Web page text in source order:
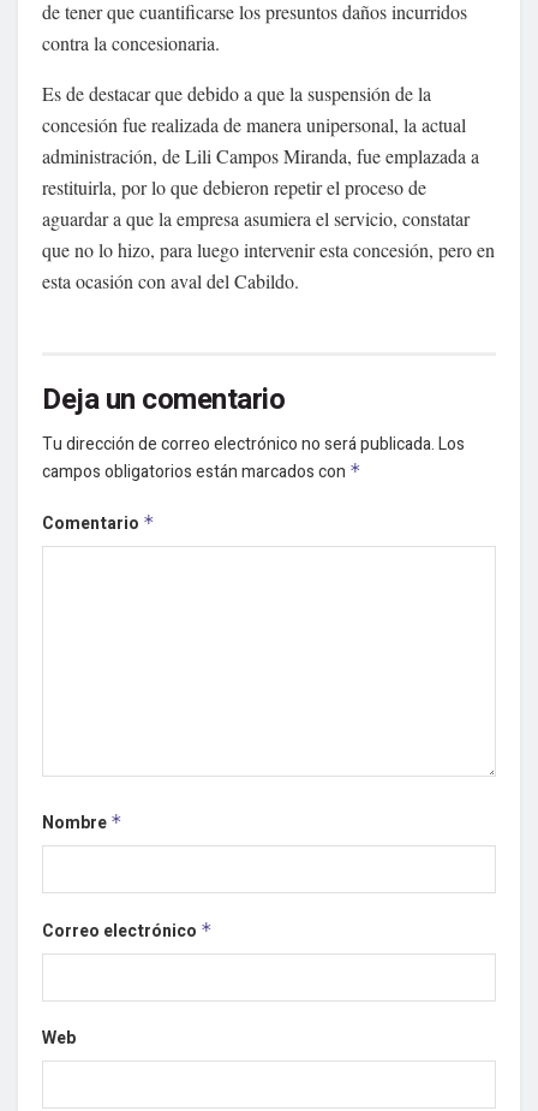
de tener que cuantificarse los presuntos daños incurridos
contra la concesionaria.
Es de destacar que debido a que la suspensión de la
concesión fue realizada de manera unipersonal, la actual
administración, de Lili Campos Miranda, fue emplazada a
restituirla, por lo que debieron repetir el proceso de
aguardar a que la empresa asumiera el servicio, constatar
que no lo hizo, para luego intervenir esta concesión, pero en
esta ocasión con aval del Cabildo.
Deja un comentario
Tu dirección de correo electrónico no será publicada.Los
campos obligatorios están marcados con *
Comentario *
Nombre *
Correo electrónico *
Web